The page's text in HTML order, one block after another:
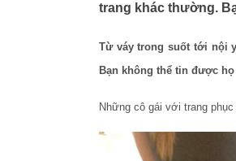
trang khác thường.
Từ váy trong suốt tới nội
Bạn không thể tin được
Những cô gái với trang